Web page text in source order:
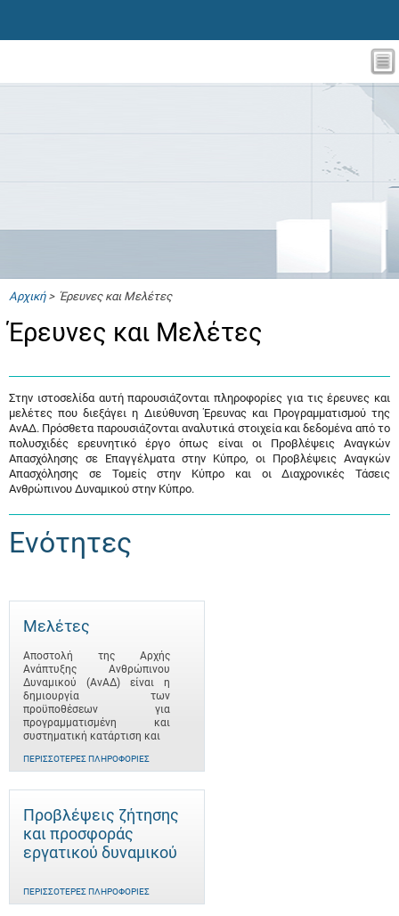
Αρχική> Έρευνες και Μελέτες
Έρευνες και Μελέτες
Στην ιστοσελίδα αυτή παρουσιάζονται πληροφορίες για τις έρευνες και
μελέτες που διεξάγει η Διεύθυνση Έρευνας και Προγραμματισμού της
ΑνΑΔ. Πρόσθετα παρουσιάζονται αναλυτικά στοιχεία και δεδομένα από το
πολυσχιδές ερευνητικό έργο όπως είναι οι Προβλέψεις Αναγκών
Απασχόλησης σε Επαγγέλματα στην Κύπρο, οι Προβλέψεις Αναγκών
Απασχόλησης σε Τομείς στην Κύπρο και οι Διαχρονικές Τάσεις
Ανθρώπινου Δυναμικού στην Κύπρο.
Ενότητες
Μελέτες
Αποστολή της Αρχής
Ανάπτυξης Ανθρώπινου
Δυναμικού (ΑνΑΔ) είναι η
δημιουργία των
προϋποθέσεων για
προγραμματισμένη και
συστηματική κατάρτιση και
ΠΕΡΙΣΣΌΤΕΡΕΣ ΠΛΗΡΟΦΟΡΊΕΣ
Προβλέψεις ζήτησης
και προσφοράς
εργατικού δυναμικού
ΠΕΡΙΣΣΌΤΕΡΕΣ ΠΛΗΡΟΦΟΡΊΕΣ